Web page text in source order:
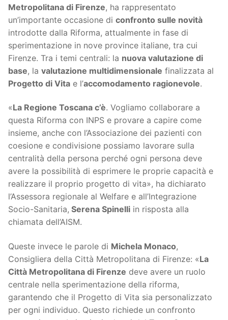
Metropolitana di Firenze, ha rappresentato
un’importante occasione di confronto sulle novità
introdotte dalla Riforma, attualmente in fase di
sperimentazione in nove province italiane, tra cui
Firenze. Tra i temi centrali: la nuova valutazione di
base, la valutazione multidimensionale finalizzata al
Progetto di Vita e l’accomodamento ragionevole.
«La Regione Toscana c’è. Vogliamo collaborare a
questa Riforma con INPS e provare a capire come
insieme, anche con l’Associazione dei pazienti con
coesione e condivisione possiamo lavorare sulla
centralità della persona perché ogni persona deve
avere la possibilità di esprimere le proprie capacità e
realizzare il proprio progetto di vita», ha dichiarato
l’Assessora regionale al Welfare e all’Integrazione
Socio-Sanitaria, Serena Spinelli in risposta alla
chiamata dell’AISM.
Queste invece le parole di Michela Monaco,
Consigliera della Città Metropolitana di Firenze: «La
Città Metropolitana di Firenze deve avere un ruolo
centrale nella sperimentazione della riforma,
garantendo che il Progetto di Vita sia personalizzato
per ogni individuo. Questo richiede un confronto